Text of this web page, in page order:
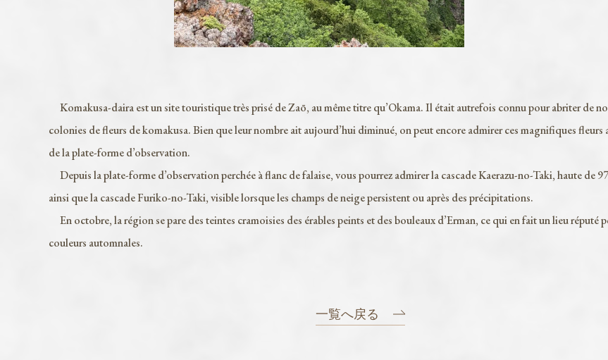
Komakusa-daira est un site touristique très prisé de Zaō, au même titre qu’Okama. Il était autrefois connu pour abriter de
colonies de fleurs de komakusa. Bien que leur nombre ait aujourd’hui diminué, on peut encore admirer ces magnifiques fleurs
de la plate-forme d’observation.
Depuis la plate-forme d’observation perchée à flanc de falaise, vous pourrez admirer la cascade Kaerazu-no-Taki, haute de
ainsi que la cascade Furiko-no-Taki, visible lorsque les champs de neige persistent ou après des précipitations.
En octobre, la région se pare des teintes cramoisies des érables peints et des bouleaux d’Erman, ce qui en fait un lieu réputé
couleurs automnales.
一覧へ戻る